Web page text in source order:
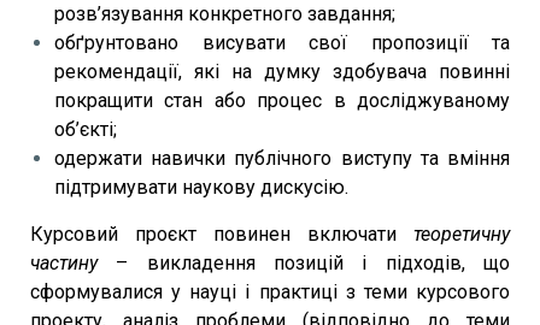
розв’язування конкретного завдання;
обґрунтовано висувати свої пропозиції та
рекомендації, які на думку здобувача повинні
покращити стан або процес в досліджуваному
об’єкті;
одержати навички публічного виступу та вміння
підтримувати наукову дискусію.
Курсовий проєкт повинен включати теоретичну
частину – викладення позицій і підходів, що
сформувалися у науці і практиці з теми курсового